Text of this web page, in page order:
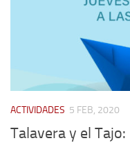
ACTIVIDADES 5 FEB, 2020
Talavera y el